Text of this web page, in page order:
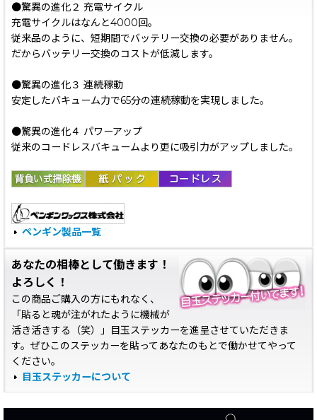
●驚異の進化２ 充電サイクル
充電サイクルはなんと4000回。
従来品のように、短期間でバッテリー交換の必要がありません。
だからバッテリー交換のコストが低減します。
●驚異の進化３ 連続稼動
安定したバキューム力で65分の連続稼動を実現しました。
●驚異の進化４ パワーアップ
従来のコードレスバキュームより更に吸引力がアップしました。
ペンギン製品一覧
あなたの相棒として働きます！
よろしく！
この商品ご購入の方にもれなく、
「貼ると魂が注がれたように機械が
活き活きする（笑）」目玉ステッカーを進呈させていただきま
す。ぜひこのステッカーを貼ってあなたのもとで働かせてやって
ください。
目玉ステッカーについて